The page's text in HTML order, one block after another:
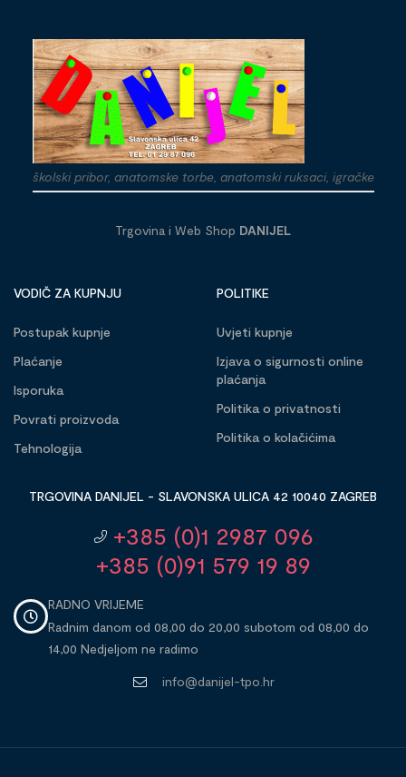
školski pribor, anatomske torbe, anatomski ruksaci, igračke
Trgovina i Web Shop DANIJEL
VODIČ ZA KUPNJU
Postupak kupnje
Plaćanje
Isporuka
Povrati proizvoda
Tehnologija
POLITIKE
Uvjeti kupnje
Izjava o sigurnosti online
plaćanja
Politika o privatnosti
Politika o kolačićima
TRGOVINA DANIJEL - SLAVONSKA ULICA 42 10040 ZAGREB
+385 (0)1 2987 096
+385 (0)91 579 19 89
RADNO VRIJEME
Radnim danom od 08,00 do 20,00 subotom od 08,00 do
14,00 Nedjeljom ne radimo
info@danijel-tpo.hr